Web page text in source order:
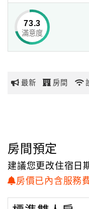
網
玩
地
圖
顧
『感謝我先生』實現
作到凌晨、
颱風來襲前，一起搶
他。
回憶過往，我感動得淚
『情感式的城堡』是
因為對女兒的愛，而
73.3
滿意度
最新 房間
房間預定
建議您更改住宿日
房價已內含服務